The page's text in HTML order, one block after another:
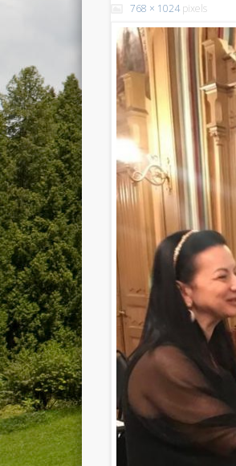
768 × 1024 pixels